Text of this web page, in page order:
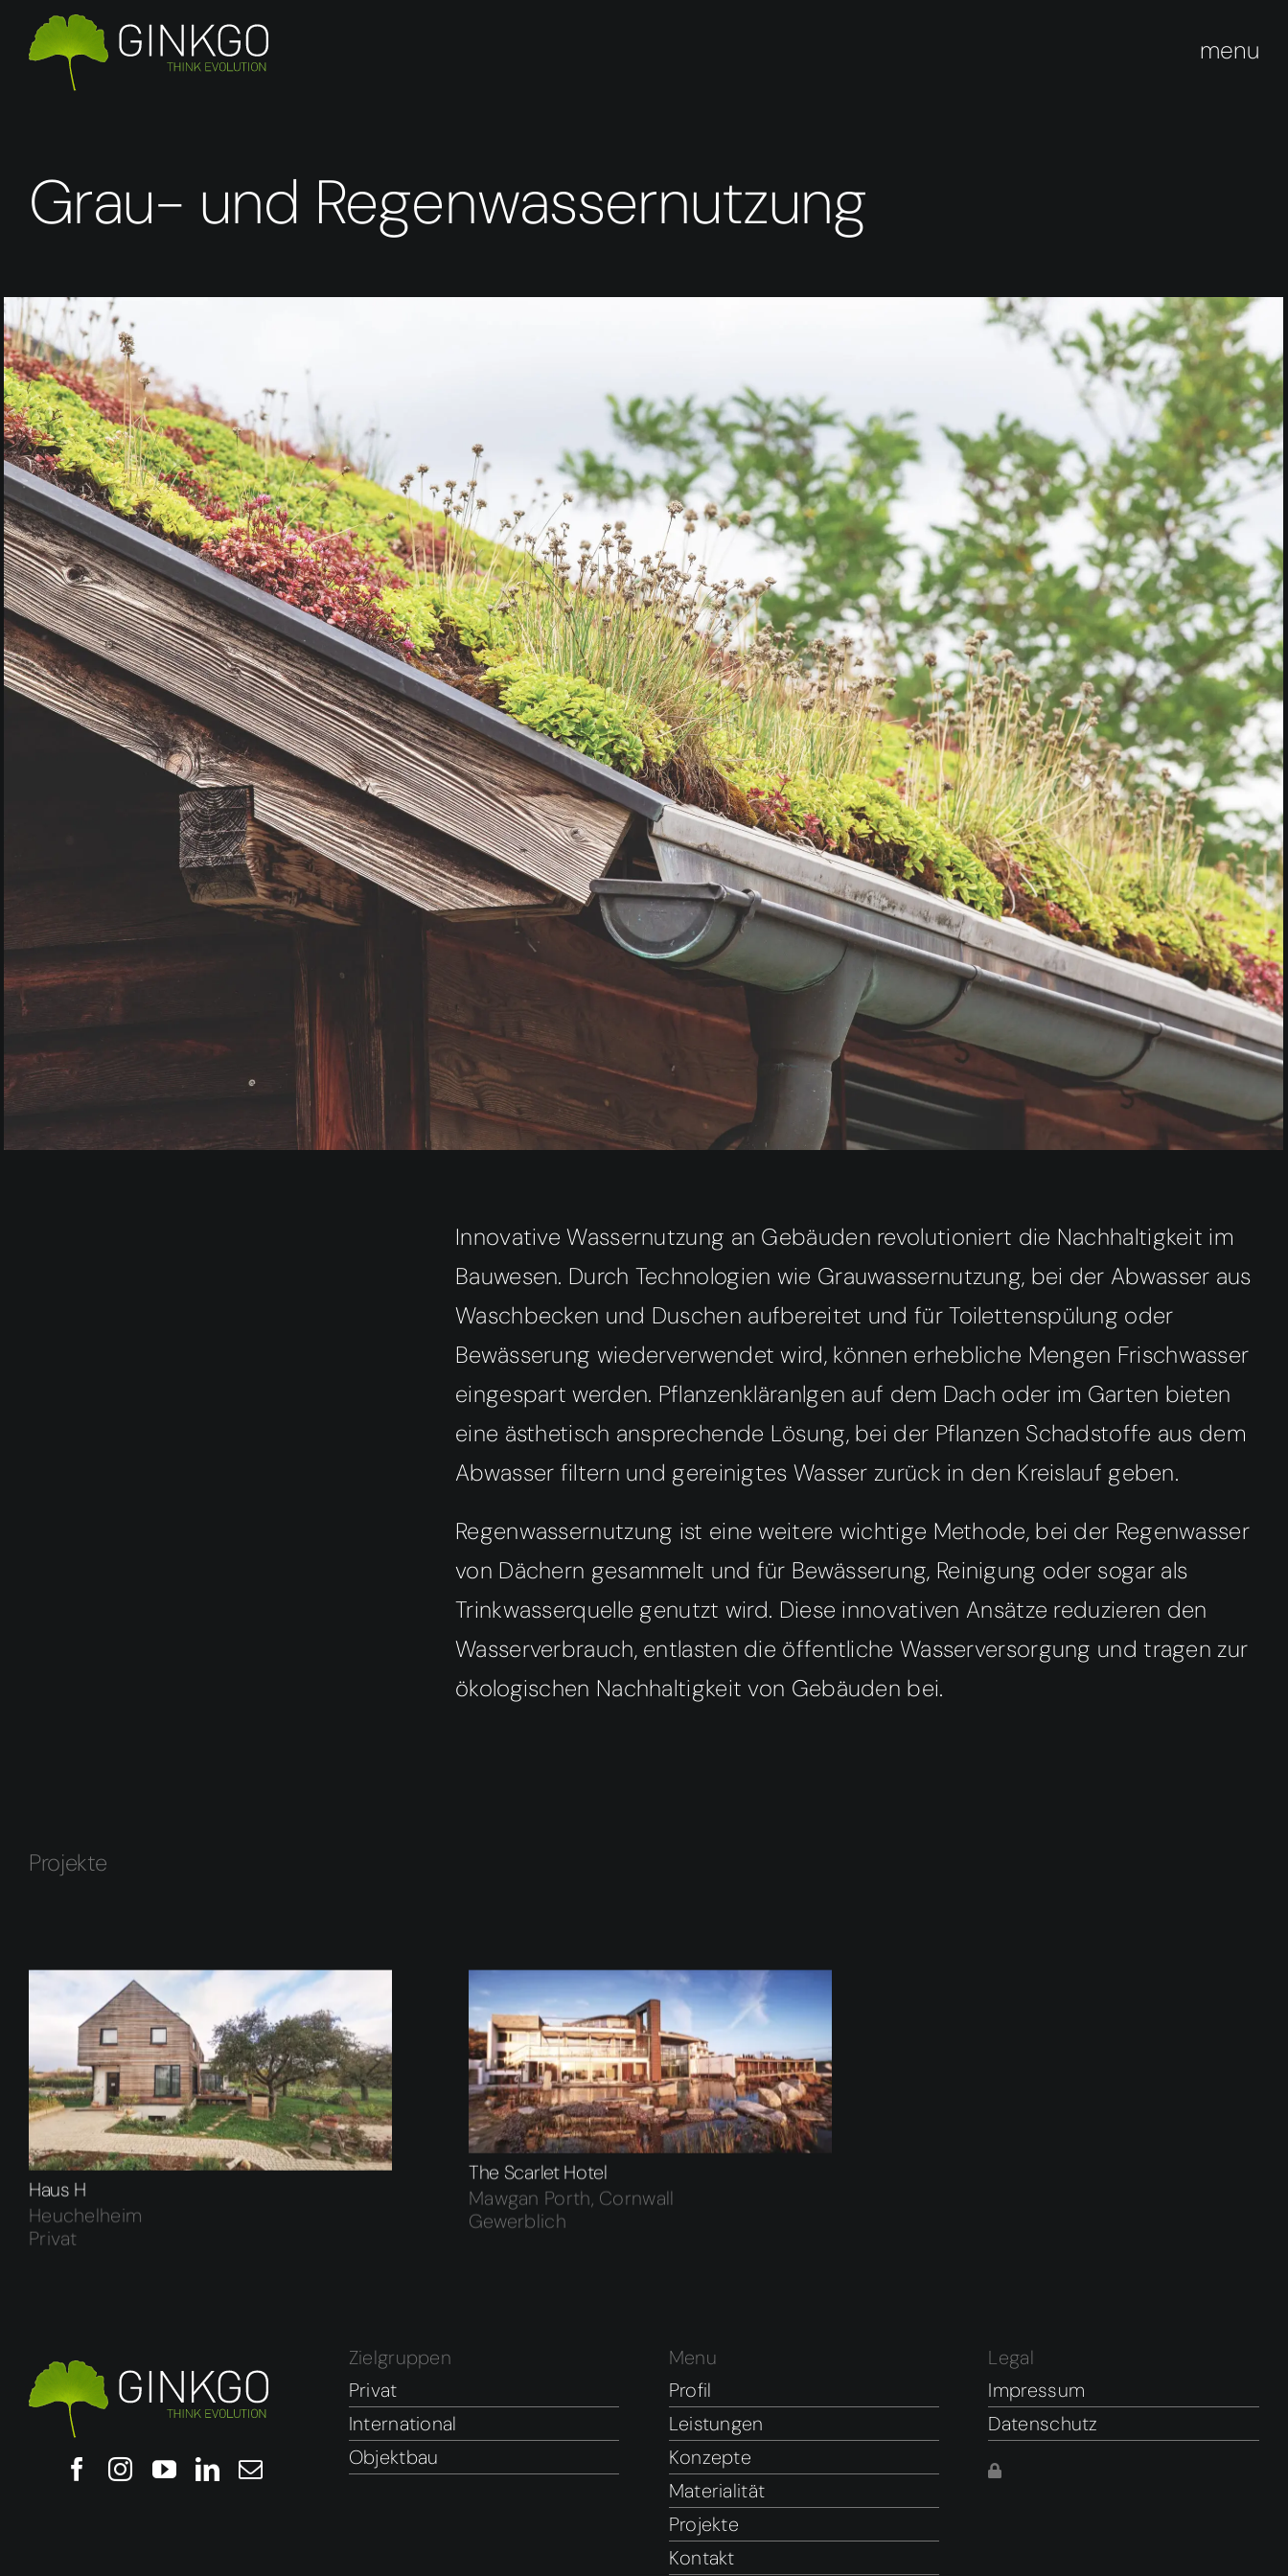
Inhalt
springen
menu
Grau- und Regenwassernutzung
Innovative Wassernutzung an Gebäuden revolutioniert die Nachhaltigkeit im
Bauwesen. Durch Technologien wie Grauwassernutzung, bei der Abwasser aus
Waschbecken und Duschen aufbereitet und für Toilettenspülung oder
Bewässerung wiederverwendet wird, können erhebliche Mengen Frischwasser
eingespart werden. Pflanzenkläranlgen auf dem Dach oder im Garten bieten
eine ästhetisch ansprechende Lösung, bei der Pflanzen Schadstoffe aus dem
Abwasser filtern und gereinigtes Wasser zurück in den Kreislauf geben.
Regenwassernutzung ist eine weitere wichtige Methode, bei der Regenwasser
von Dächern gesammelt und für Bewässerung, Reinigung oder sogar als
Trinkwasserquelle genutzt wird. Diese innovativen Ansätze reduzieren den
Wasserverbrauch, entlasten die öffentliche Wasserversorgung und tragen zur
ökologischen Nachhaltigkeit von Gebäuden bei.
Projekte
Haus H
Heuchelheim
Privat
The Scarlet Hotel
Mawgan Porth, Cornwall
Gewerblich
Zielgruppen
Privat
International
Objektbau
Menu
Profil
Leistungen
Konzepte
Materialität
Projekte
Kontakt
Legal
Impressum
Datenschutz